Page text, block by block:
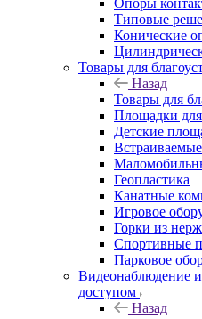
Опоры
Типовые
Конические
Товары для
Назад
Товары для
Площадки для
Детские
Геопластика
Канатные
Игровое
Горки из
Спортивные
Парковое
Видеонаблюдение
доступом
Назад